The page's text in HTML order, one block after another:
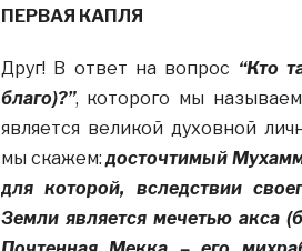
ПЕРВАЯ КАПЛЯ
Друг! В ответ на вопрос “Кто
благо)?”, которого мы
является великой духовной
мы скажем:досточтимый
для которой, вследствии
Земли является мечетью акса